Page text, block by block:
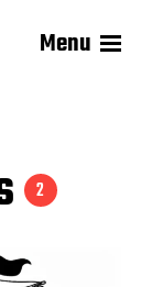
Menu
2